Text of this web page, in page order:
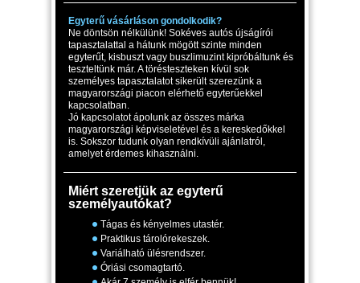
Egyterű vásárláson gondolkodik?
Ne döntsön nélkülünk! Sokéves autós újságírói
tapasztalattal a hátunk mögött szinte minden
egyterűt, kisbuszt vagy buszlimuzint kipróbáltunk és
teszteltünk már. A törésteszteken kívül sok
személyes tapasztalatot sikerült szerezünk a
magyarországi piacon elérhető egyterűekkel
kapcsolatban.
Jó kapcsolatot ápolunk az összes márka
magyarországi képviseletével és a kereskedőkkel
is. Sokszor tudunk olyan rendkívüli ajánlatról,
amelyet érdemes kihasználni.
Miért szeretjük az egyterű
személyautókat?
Tágas és kényelmes utastér.
Praktikus tárolórekeszek.
Variálható ülésrendszer.
Óriási csomagtartó.